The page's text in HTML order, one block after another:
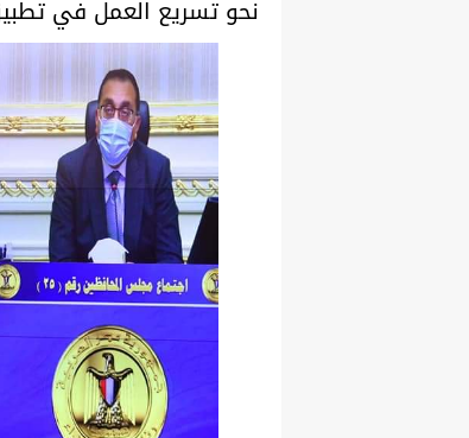
نحو تسريع العمل في